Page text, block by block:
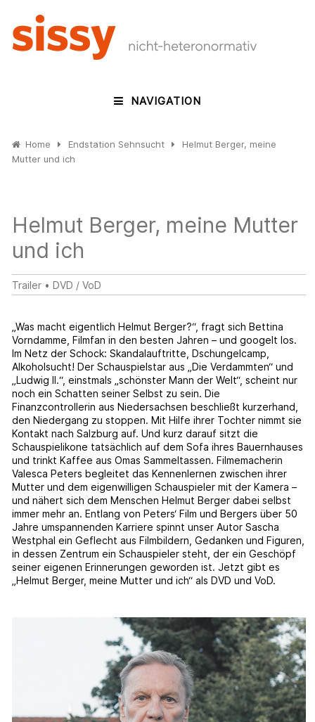
NAVIGATION
Home Endstation Sehnsucht
Helmut Berger, meine
Mutter und ich
Helmut Berger, meine Mutter
und ich
Trailer •DVD / VoD
„Was macht eigentlich Helmut Berger?“, fragt sich Bettina
Vorndamme, Filmfan in den besten Jahren – und googelt los.
Im Netz der Schock: Skandalauftritte, Dschungelcamp,
Alkoholsucht! Der Schauspielstar aus „Die Verdammten“ und
„Ludwig II.“, einstmals „schönster Mann der Welt“, scheint nur
noch ein Schatten seiner Selbst zu sein. Die
Finanzcontrollerin aus Niedersachsen beschließt kurzerhand,
den Niedergang zu stoppen. Mit Hilfe ihrer Tochter nimmt sie
Kontakt nach Salzburg auf. Und kurz darauf sitzt die
Schauspielikone tatsächlich auf dem Sofa ihres Bauernhauses
und trinkt Kaffee aus Omas Sammeltassen. Filmemacherin
Valesca Peters begleitet das Kennenlernen zwischen ihrer
Mutter und dem eigenwilligen Schauspieler mit der Kamera –
und nähert sich dem Menschen Helmut Berger dabei selbst
immer mehr an. Entlang von Peters‘ Film und Bergers über 50
Jahre umspannenden Karriere spinnt unser Autor Sascha
Westphal ein Geflecht aus Filmbildern, Gedanken und Figuren,
in dessen Zentrum ein Schauspieler steht, der ein Geschöpf
seiner eigenen Erinnerungen geworden ist. Jetzt gibt es
„Helmut Berger, meine Mutter und ich“ als DVD und VoD.